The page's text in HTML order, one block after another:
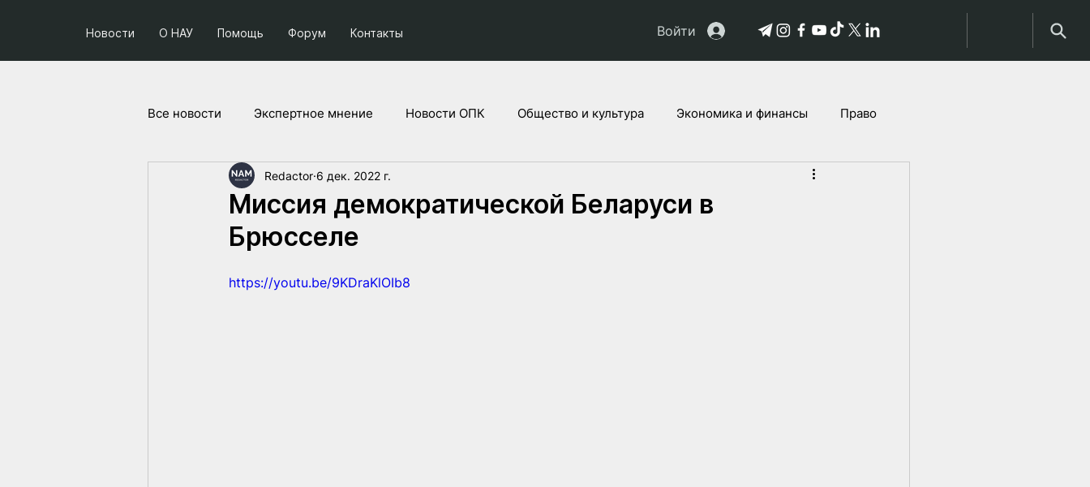
Новости О НАУ Помощь Форум Контакты Войти
Все новости Экспертное мнение Новости ОПК Общество и культура Экономика и финансы Право
Социум и политика Проекты НАУ Истории пострадавших
Миссия демократической Беларуси в
Брюсселе
Redactor 6 дек. 2022 г.
https://youtu.be/9KDraKlOIb8